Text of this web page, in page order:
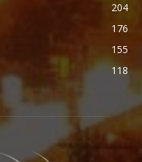
204
176
155
118